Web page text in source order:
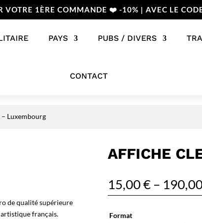
VOTRE 1ÈRE COMMANDE ❤️ -10% | AVEC LE
PAYS PUBS / DIVERS
CONTACT
Luxembourg
de qualité supérieure
français.
AFFICHE
15,00€ –
Format